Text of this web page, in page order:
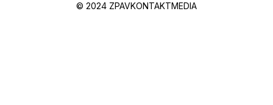
© 2024 ZPAVKONTAKTMEDIA